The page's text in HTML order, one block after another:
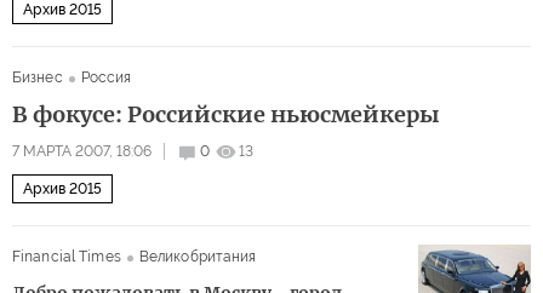
Архив 2015
Бизнес Россия
В фокусе: Российские ньюсмейкеры
7 МАРТА 2007, 18:06 0 13
Архив 2015
Financial Times Великобритания